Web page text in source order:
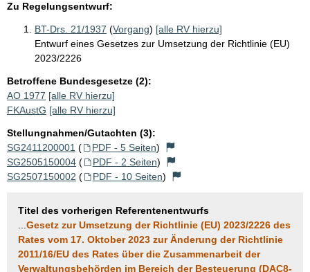
Zu Regelungsentwurf:
BT-Drs. 21/1937 (Vorgang) [alle RV hierzu]
Entwurf eines Gesetzes zur Umsetzung der Richtlinie (EU)
2023/2226
Betroffene Bundesgesetze (2):
AO 1977 [alle RV hierzu]
FKAustG [alle RV hierzu]
Stellungnahmen/Gutachten (3):
SG2411200001 ( PDF - 5 Seiten)
SG2505150004 ( PDF - 2 Seiten)
SG2507150002 ( PDF - 10 Seiten)
Titel des vorherigen Referentenentwurfs
Gesetz zur Umsetzung der Richtlinie (EU) 2023/2226 des
Rates vom 17. Oktober 2023 zur Änderung der Richtlinie
2011/16/EU des Rates über die Zusammenarbeit der
Verwaltungsbehörden im Bereich der Besteuerung (DAC8-